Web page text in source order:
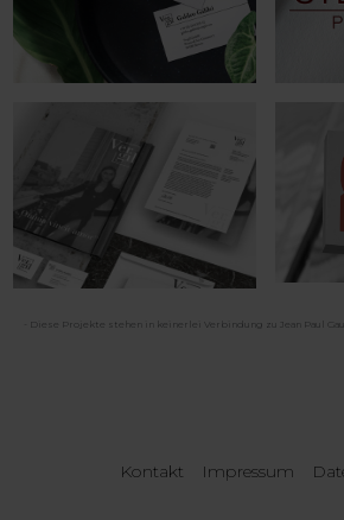
- Diese Projekte stehen in keinerlei Verbindung zu Jean Paul
Kontakt Impressum